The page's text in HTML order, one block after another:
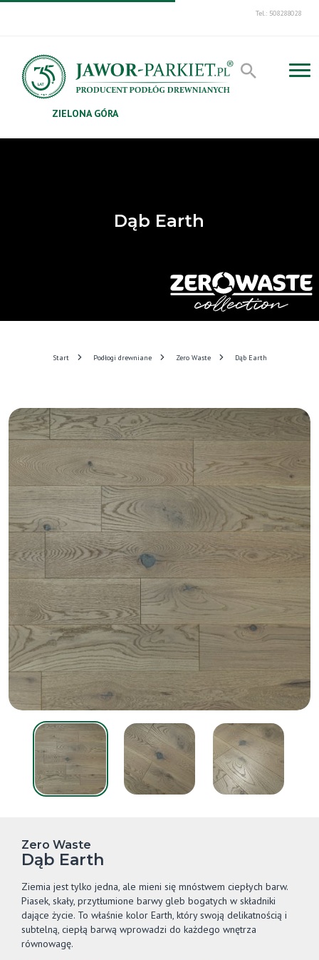
Tel.: 508288028
ZIELONA GÓRA
Dąb Earth
Start Podłogi drewniane Zero Waste Dąb Earth
Zero Waste
Dąb Earth
Ziemia jest tylko jedna, ale mieni się mnóstwem ciepłych barw.
Piasek, skały, przytłumione barwy gleb bogatych w składniki
dające życie. To właśnie kolor Earth, który swoją delikatnością i
subtelną, ciepłą barwą wprowadzi do każdego wnętrza
równowagę.